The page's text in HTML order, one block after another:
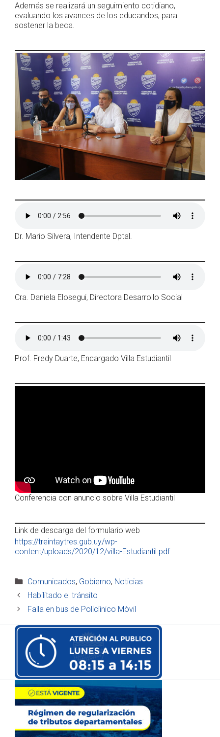
Además se realizará un seguimiento cotidiano,
evaluando los avances de los educandos, para
sostener la beca.
Dr. Mario Silvera, Intendente Dptal.
Cra. Daniela Elosegui, Directora Desarrollo Social
Prof. Fredy Duarte, Encargado Villa Estudiantil
Conferencia con anuncio sobre Villa Estudiantil
Link de descarga del formulario web
https://treintaytres.gub.uy/wp-
content/uploads/2020/12/villa-Estudiantil.pdf
Categorías
Comunicados, Gobierno, Noticias
Habilitado el tránsito
Falla en bus de Policlìnico Mòvil